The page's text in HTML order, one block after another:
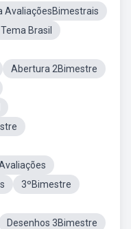
AvaliaçõesBimestrais
Brasil
Abertura 2Bimestre
3ºBimestre
Desenhos 3Bimestre